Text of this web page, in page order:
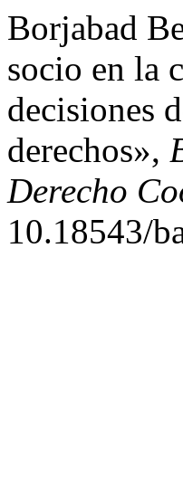
Borjabad
socio en la
decisiones
derechos»,
Derecho
10.18543/